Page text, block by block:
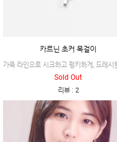
카르닌 초커 목걸이
Sold Out
리뷰: 2